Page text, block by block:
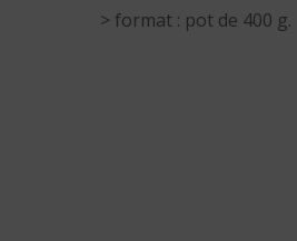
> format : pot de 400 g.